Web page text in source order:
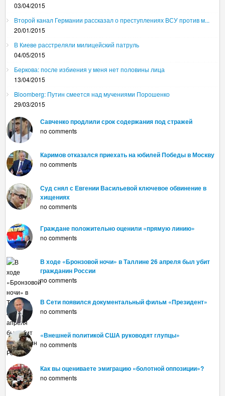
03/04/2015
Второй канал Германии рассказал о преступлениях ВСУ против м...
20/01/2015
В Киеве расстреляли милицейский патруль
04/05/2015
Беркова: после избиения у меня нет половины лица
13/04/2015
Bloomberg: Путин смеется над мучениями Порошенко
29/03/2015
Савченко продлили срок содержания под стражей
no comments
Каримов отказался приехать на юбилей Победы в Москву
no comments
Суд снял с Евгении Васильевой ключевое обвинение в
хищениях
no comments
Граждане положительно оценили «прямую линию»
no comments
В ходе «Бронзовой ночи» в Таллине 26 апреля был убит
гражданин России
no comments
В Сети появился документальный фильм «Президент»
no comments
«Внешней политикой США руководят глупцы»
no comments
Как вы оцениваете эмиграцию «болотной оппозиции»?
no comments